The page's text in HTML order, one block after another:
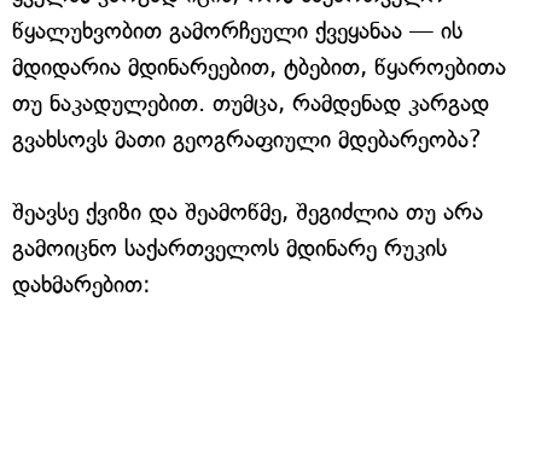
წყალუხვობით გამორჩეული ქვეყანაა — ის
მდიდარია მდინარეებით, ტბებით, წყაროებითა
თუ ნაკადულებით. თუმცა, რამდენად კარგად
გვახსოვს მათი გეოგრაფიული მდებარეობა?
შეავსე ქვიზი და შეამოწმე, შეგიძლია თუ არა
გამოიცნო საქართველოს მდინარე რუკის
დახმარებით: